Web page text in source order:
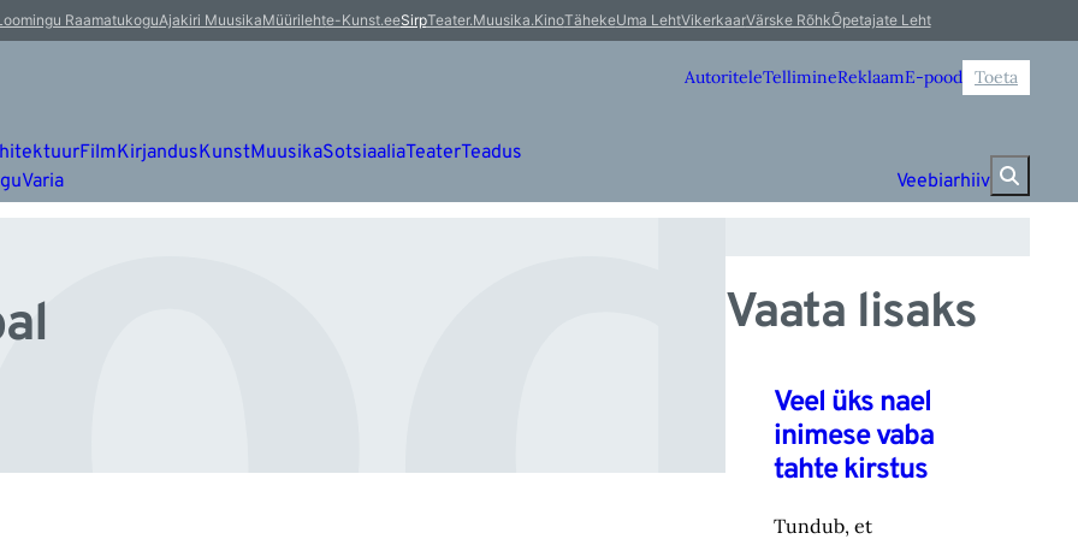
RaamatukoguAjakiri MuusikaMüürilehte-Kunst.eeSirpTeater.Muusika.KinoTähekeUma LehtVikerkaarVärske RõhkÕpetajate Leht
AutoriteleTellimineReklaamE-pood Toeta
FilmKirjandusKunstMuusikaSotsiaaliaTeaterTeadus
Varia Veebiarhiiv
Vaata lisaks
Veel üks nael
inimese vaba
tahte kirstus
Tundub, et